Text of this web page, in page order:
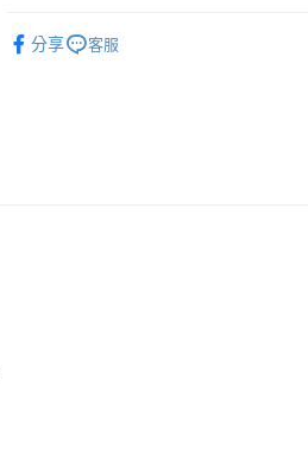
7-11取貨付款
分享 客服